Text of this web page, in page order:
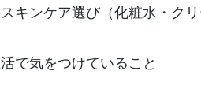
キンケア選び（化粧水・クリ
で気をつけていること